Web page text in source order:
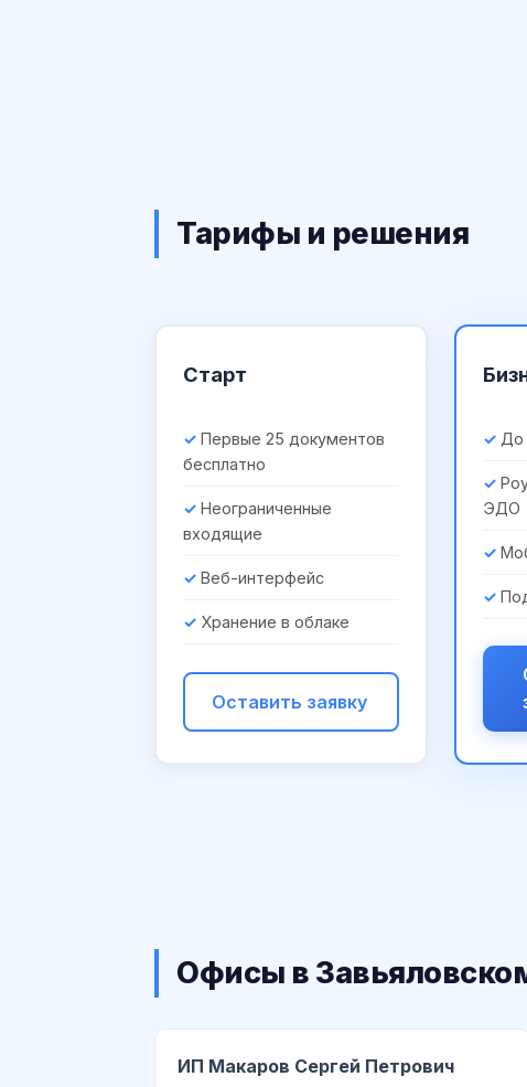
Тарифы и решения
Старт
Первые 25 документов
бесплатно
Неограниченные
входящие
Веб-интерфейс
Хранение в облаке
Оставить заявку
До
ЭДО
Офисы в
ИП Макаров Сергей Петрович